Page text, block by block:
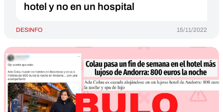
hotel y no en un hospital
DESINFO 15/11/2022